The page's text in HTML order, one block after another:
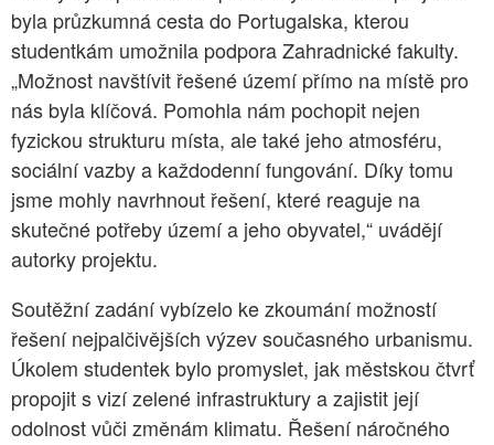
byla průzkumná cesta do Portugalska, kterou
studentkám umožnila podpora Zahradnické fakulty.
„Možnost navštívit řešené území přímo na místě pro
nás byla klíčová. Pomohla nám pochopit nejen
fyzickou strukturu místa, ale také jeho atmosféru,
sociální vazby a každodenní fungování. Díky tomu
jsme mohly navrhnout řešení, které reaguje na
skutečné potřeby území a jeho obyvatel,“ uvádějí
autorky projektu.
Soutěžní zadání vybízelo ke zkoumání možností
řešení nejpalčivějších výzev současného urbanismu.
Úkolem studentek bylo promyslet, jak městskou čtvrť
propojit s vizí zelené infrastruktury a zajistit její
odolnost vůči změnám klimatu. Řešení náročného